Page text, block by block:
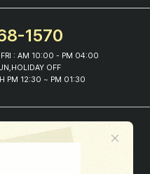
1570
: AM 10:00 - PM 04:00
OFF
PM 12:30 ~ PM 01:30